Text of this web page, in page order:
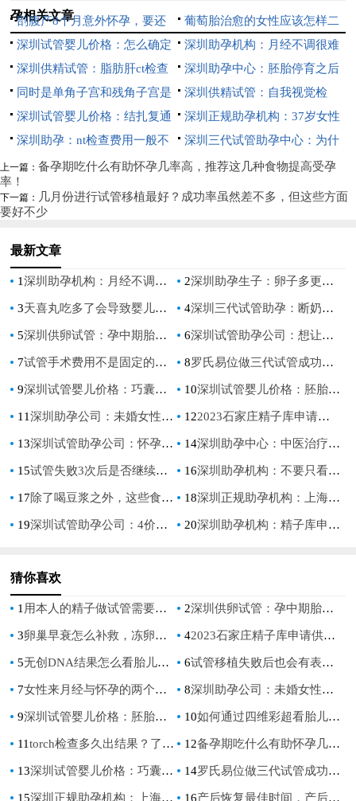
孕相关文章
剖腹产8个月意外怀孕，要还
是不要？
葡萄胎治愈的女性应该怎样二
次备孕？
深圳试管婴儿价格：怎么确定
是不是输卵管堵塞，这几个检查
方法你知道吗？
深圳助孕机构：月经不调很难
怀孕吗,告诉你不孕的真实现象
深圳供精试管：脂肪肝ct检查
的作用和目的，ct检查的这些好
处你要知道
深圳助孕中心：胚胎停育之后
这些检查项目必须要做，找出问
题才能对症治疗
同时是单角子宫和残角子宫是
否能怀孕，这种子宫怀孕以后必
须注意这些不然容易流产
深圳供精试管：自我视觉检
查，让你及时发现视力问题
深圳试管婴儿价格：结扎复通
后多久可以怀孕,复通手术后一
般多久能怀上
深圳正规助孕机构：37岁女性
卵泡数量标准值，这个范围才算
正常
深圳助孕：nt检查费用一般不
到三百，不同医院收费有差异
深圳三代试管助孕中心：为什
么不想做HPV和TCT检查- 3个原
因揭秘
上一篇： 备孕期吃什么有助怀孕几率高，推荐这几种食物提高受孕
率！
下一篇： 几月份进行试管移植最好？成功率虽然差不多，但这些方面
要好不少
最新文章
1深圳助孕机构：月经不调很难怀孕吗,告诉你不孕的真实现象 2深圳助孕生子：卵子多更容易怀孕还是卵子质量高的容易怀孕？
3天喜丸吃多了会导致婴儿痴呆吗？了解清楚才能真正放心 4深圳三代试管助孕：断奶后月经来了能不能瘦,断奶以后体重有什么变化
5深圳供卵试管：孕中期胎停的原因有哪些，胎停多半和这三点有关 6深圳试管助孕公司：想让促排流程起的作用更大最好注意这些，早了解早起作用
7试管手术费用不是固定的，与病情、医院等级都有关系 8罗氏易位做三代试管成功率怎么样，高吗？
9深圳试管婴儿价格：巧囊如何快速怀孕,3个方法提高巧囊怀孕率 10深圳试管婴儿价格：胚胎为什么怕高温？怀孕初期这些事情注意一下对备孕比较好
11深圳助孕公司：未婚女性去泰国做供精试管价格介绍，附助孕费用明细 122023石家庄精子库申请供精试管费用，及流程介绍
13深圳试管助孕公司：怀孕查血常规是看什么？孕妇血常规检查的项目 14深圳助孕中心：中医治疗慢性荨麻疹如何改善,中医能根治慢性荨麻疹吗
15试管失败3次后是否继续？没成功考虑继续治疗的其他选择 16深圳助孕机构：不要只看到了微刺激促排方案的好处,决定之前一定要了解利弊
17除了喝豆浆之外，这些食物也可以帮助身体发育出优势卵泡 18深圳正规助孕机构：上海瑞金医院做供卵试管排队时间公布，这些条件也必须满足
19深圳试管助孕公司：4价甲流感疫苗接种后长期有效吗？了解副作用和禁忌 20深圳助孕机构：精子库申请流程揭秘，先了解这些必要条件！
猜你喜欢
1 用本人的精子做试管需要什么条件，附供精试管价格 2深圳供卵试管：孕中期胎停的原因有哪些，胎停多半和这三点有关
3卵巢早衰怎么补救，冻卵技术帮您保留生育能力 42023石家庄精子库申请供精试管费用，及流程介绍
5无创DNA结果怎么看胎儿性别？附三体公式的计算方法_1 6试管移植失败后也会有表现，心大的你赶紧留意起来
7女性来月经与怀孕的两个关键区别，了解准确辨别是否好孕！ 8深圳助孕公司：未婚女性去泰国做供精试管价格介绍，附助孕费用明细
9深圳试管婴儿价格：胚胎为什么怕高温？怀孕初期这些事情注意一下对备孕比较好 10如何通过四维彩超看胎儿性别，这个方法很有效
11torch检查多久出结果？了解这些关于torch的信息有助于备孕 12备孕期吃什么有助怀孕几率高，推荐这几种食物提高受孕率！
13深圳试管婴儿价格：巧囊如何快速怀孕,3个方法提高巧囊怀孕率 14罗氏易位做三代试管成功率怎么样，高吗？
15深圳正规助孕机构：上海瑞金医院做供卵试管排队时间公布，这些条件也必须满足 16产后恢复最佳时间，产后恢复这些内容最好了解清楚